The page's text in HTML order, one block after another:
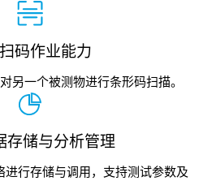
码作业能力
另一个被测物进行条形码扫描。
存储与分析管理
进行存储与调用，支持测试参数及